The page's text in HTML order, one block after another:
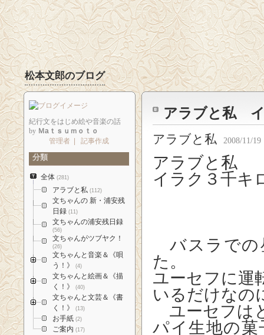
松本文郎のブログ
アラブと私 イ
アラブと私 2008/11/19
アラブと私
イラク３千キ
バスラでの
た。
ユーセフに運
いるだけなの
ユーセフは
パイ生地の
紀行文をはじめ絵や音楽の話
by Ｍaｔｓｕｍｏｔｏ
管理者
記事作成
分類
全体 (281)
アラブと私 (112)
文ちゃんの 新・浦安残
日録 (11)
文ちゃんの浦安残日録
(56)
文ちゃんがツブヤク！
(26)
文ちゃんと音楽＆《唄
う！》
(4)
文ちゃんと絵画＆《描
く！》
(40)
文ちゃんと文芸＆《書
く！》
(13)
お手紙 (2)
ご案内 (17)